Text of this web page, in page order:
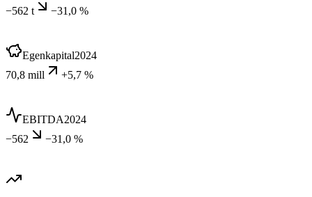
−562 t
−31,0 %
Egenkapital2024
70,8 mill
+5,7 %
EBITDA2024
−562
−31,0 %